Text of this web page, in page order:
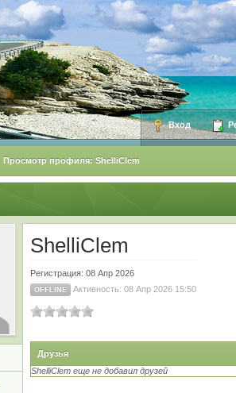
Вход
Просмотр профиля: ShelliClem
ShelliClem
Регистрация: 08 Апр 2026
OFFLINE Активность: 08 Апр 2026 15:50
Друзья
ShelliClem еще не добавил друзей